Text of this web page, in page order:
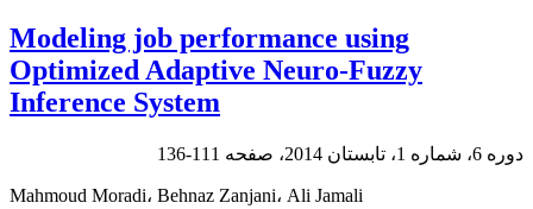
Modeling job performance using
Optimized Adaptive Neuro-Fuzzy
Inference System
دوره 6، شماره 1، تابستان 2014، صفحه 111-136
Mahmoud Moradi، Behnaz Zanjani، Ali Jamali